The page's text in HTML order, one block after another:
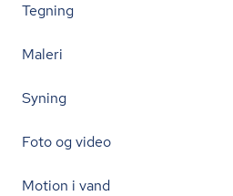
Tegning
Maleri
Syning
Foto og video
Motion i vand